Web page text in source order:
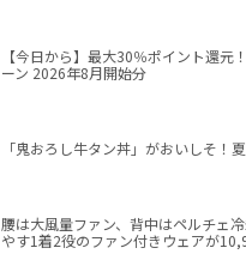
【今日から】最大30％ポイント還元
ーン 2026年8月開始分
「鬼おろし牛タン丼」がおいしそ！
腰は大風量ファン、背中はペルチェ
やす1着2役のファン付きウェアが